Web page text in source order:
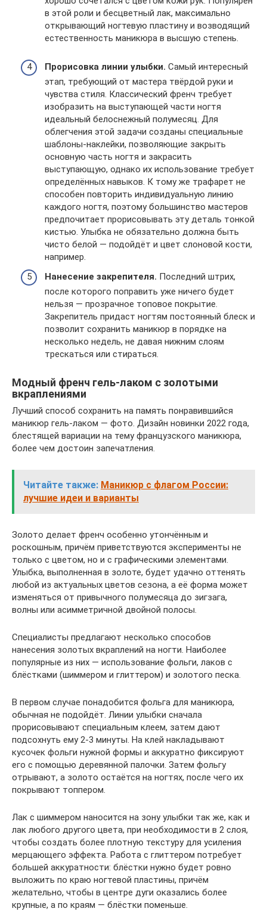
в этой роли и бесцветный лак, максимально
открывающий ногтевую пластину и возводящий
естественность маникюра в высшую степень.
Прорисовка линии улыбки. Самый интересный
этап, требующий от мастера твёрдой руки и
чувства стиля. Классический френч требует
изобразить на выступающей части ногтя
идеальный белоснежный полумесяц. Для
облегчения этой задачи созданы специальные
шаблоны-наклейки, позволяющие закрыть
основную часть ногтя и закрасить
выступающую, однако их использование требует
определённых навыков. К тому же трафарет не
способен повторить индивидуальную линию
каждого ногтя, поэтому большинство мастеров
предпочитает прорисовывать эту деталь тонкой
кистью. Улыбка не обязательно должна быть
чисто белой — подойдёт и цвет слоновой кости,
например.
Нанесение закрепителя. Последний штрих,
после которого поправить уже ничего будет
нельзя — прозрачное топовое покрытие.
Закрепитель придаст ногтям постоянный блеск и
позволит сохранить маникюр в порядке на
несколько недель, не давая нижним слоям
трескаться или стираться.
Модный френч гель-лаком с золотыми
вкраплениями
Лучший способ сохранить на память понравившийся
маникюр гель-лаком — фото. Дизайн новинки 2022 года,
блестящей вариации на тему французского маникюра,
более чем достоин запечатления.
Читайте также: Маникюр с флагом России:
лучшие идеи и варианты
Золото делает френч особенно утончённым и
роскошным, причём приветствуются эксперименты не
только с цветом, но и с графическими элементами.
Улыбка, выполненная в золоте, будет удачно оттенять
любой из актуальных цветов сезона, а её форма может
изменяться от привычного полумесяца до зигзага,
волны или асимметричной двойной полосы.
Специалисты предлагают несколько способов
нанесения золотых вкраплений на ногти. Наиболее
популярные из них — использование фольги, лаков с
блёстками (шиммером и глиттером) и золотого песка.
В первом случае понадобится фольга для маникюра,
обычная не подойдёт. Линии улыбки сначала
прорисовывают специальным клеем, затем дают
подсохнуть ему 2-3 минуты. На клей накладывают
кусочек фольги нужной формы и аккуратно фиксируют
его с помощью деревянной палочки. Затем фольгу
отрывают, а золото остаётся на ногтях, после чего их
покрывают топпером.
Лак с шиммером наносится на зону улыбки так же, как и
лак любого другого цвета, при необходимости в 2 слоя,
чтобы создать более плотную текстуру для усиления
мерцающего эффекта. Работа с глиттером потребует
большей аккуратности: блёстки нужно будет ровно
выложить по краю ногтевой пластины, причём
желательно, чтобы в центре дуги оказались более
крупные, а по краям — блёстки поменьше.